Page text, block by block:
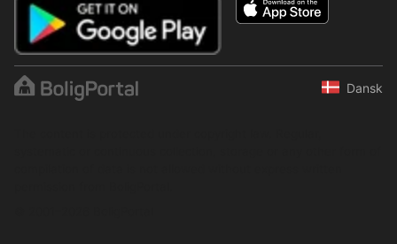
Dansk